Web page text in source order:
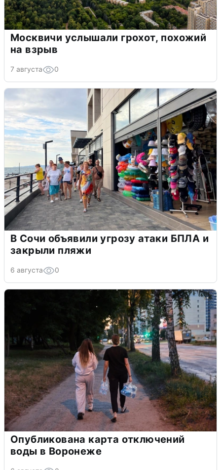
Москвичи услышали грохот, похожий
на взрыв
7 августа 0
В Сочи объявили угрозу атаки БПЛА и
закрыли пляжи
6 августа 0
Опубликована карта отключений
воды в Воронеже